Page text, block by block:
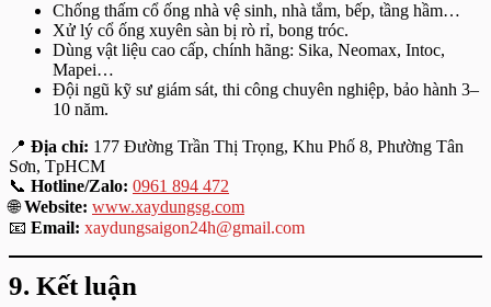
Chống thấm cổ ống nhà vệ sinh, nhà tắm, bếp, tầng hầm…
Xử lý cổ ống xuyên sàn bị rò rỉ, bong tróc.
Dùng vật liệu cao cấp, chính hãng: Sika, Neomax, Intoc,
Mapei…
Đội ngũ kỹ sư giám sát, thi công chuyên nghiệp, bảo hành 3–
10 năm.
📍 Địa chỉ: 177 Đường Trần Thị Trọng, Khu Phố 8, Phường Tân
Sơn, TpHCM
📞 Hotline/Zalo: 0961 894 472
🌐Website: www.xaydungsg.com
📧 Email: xaydungsaigon24h@gmail.com
9. Kết luận